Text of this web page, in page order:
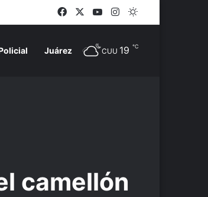
FacebookYouTubeInstagramSwitch skin
Juárez CUU 19 ℃
camellón